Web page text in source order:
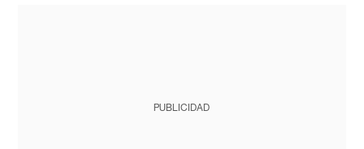
PUBLICIDAD